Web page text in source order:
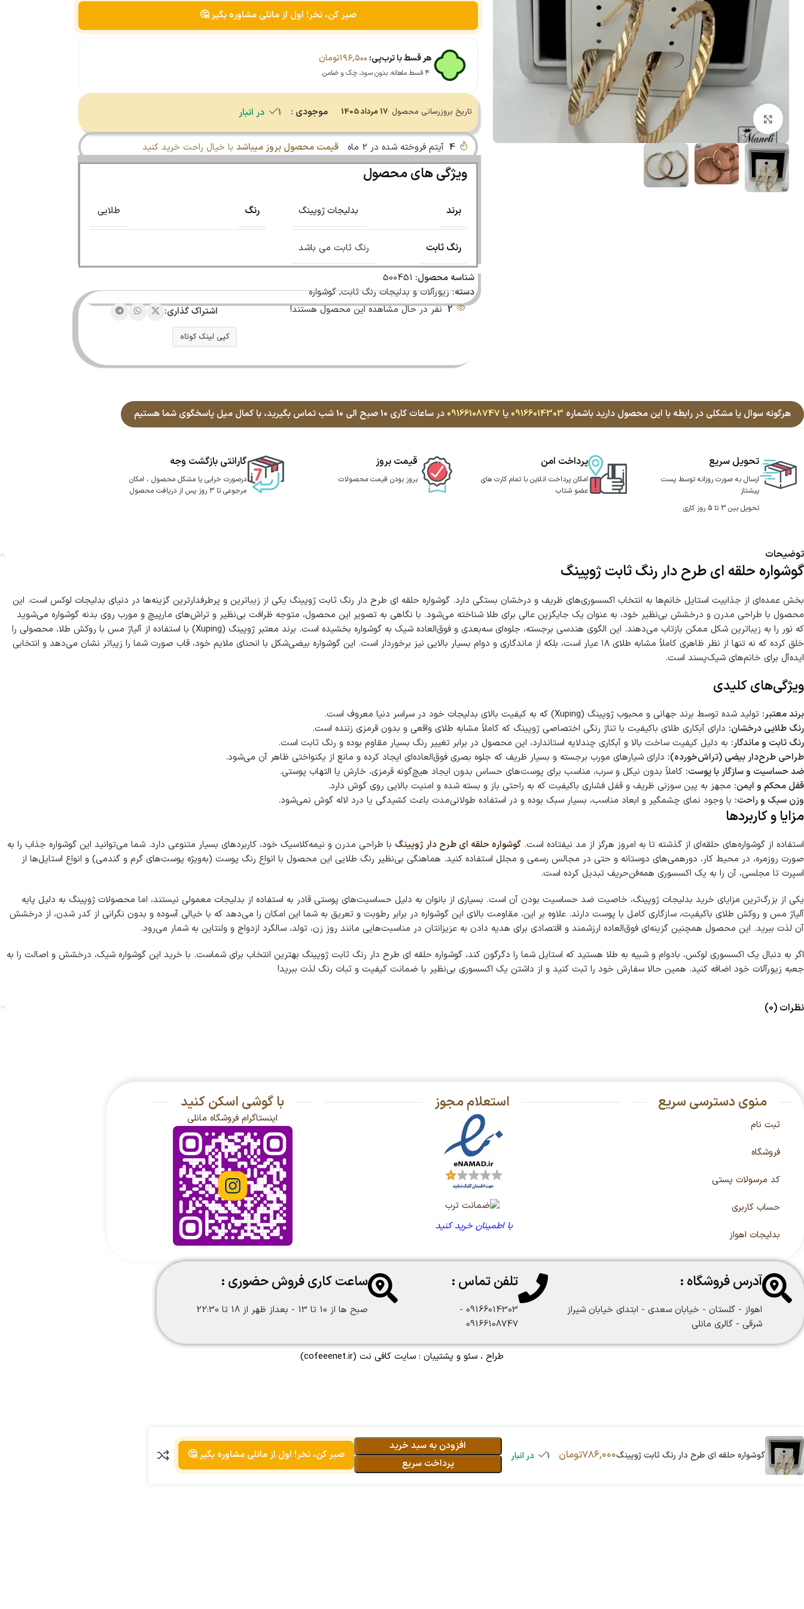
صبر کن، نخر! اول از مانلی مشاوره بگیر 🤔
هر قسط با ترب‌پی: ۱۹۶,۵۰۰تومان
۴ قسط ماهانه. بدون سود، چک و ضامن.
17 مرداد 1405تاریخ بروزرسانی محصول : موجودی : 1 در انبار
4 آیتم فروخته شده در 2 ماه قیمت محصول بروز میباشد با خیال راحت خرید کنید
ویژگی های محصول
برند بدلیجات ژوپینگ رنگ طلایی
رنگ ثابت رنگ ثابت می باشد
شناسه محصول: 500451
دسته: زیورآلات و بدلیجات رنگ ثابت, گوشواره
2 نفر در حال مشاهده این محصول هستند! اشتراک گذاری:
کپی لینک کوتاه
هرگونه سوال یا مشکلی در رابطه با این محصول دارید باشماره 09166014303 یا 09166108747 در ساعات کاری 10 صبح الی 10 شب تماس بگیرید، با کمال میل پاسخگوی شما هستیم
تحویل سریع
ارسال به صورت روزانه توسط پست
پیشتاز
تحویل بین 3 تا 5 روز کاری
پرداخت امن
امکان پرداخت انلاین با تمام کارت های
عضو شتاب
قیمت بروز
بروز بودن قیمت محصولات
گارانتی بازگشت وجه
درصورت خرابی یا مشکل محصول ، امکان
مرجوعی تا 3 روز پس از دریافت محصول
توضیحات
گوشواره حلقه ای طرح دار رنگ ثابت ژوپینگ
بخش عمده‌ای از جذابیت استایل خانم‌ها به انتخاب اکسسوری‌های ظریف و درخشان بستگی دارد. گوشواره حلقه ای طرح دار رنگ ثابت ژوپینگ یکی از زیباترین و پرطرفدارترین گزینه‌ها در دنیای بدلیجات لوکس است. این
محصول با طراحی مدرن و درخشش بی‌نظیر خود، به عنوان یک جایگزین عالی برای طلا شناخته می‌شود. با نگاهی به تصویر این محصول، متوجه ظرافت بی‌نظیر و تراش‌های مارپیچ و مورب روی بدنه گوشواره می‌شوید
که نور را به زیباترین شکل ممکن بازتاب می‌دهند. این الگوی هندسی برجسته، جلوه‌ای سه‌بعدی و فوق‌العاده شیک به گوشواره بخشیده است. برند معتبر ژوپینگ (Xuping) با استفاده از آلیاژ مس با روکش طلا، محصولی را
خلق کرده که نه تنها از نظر ظاهری کاملاً مشابه طلای ۱۸ عیار است، بلکه از ماندگاری و دوام بسیار بالایی نیز برخوردار است. این گوشواره بیضی‌شکل با انحنای ملایم خود، قاب صورت شما را زیباتر نشان می‌دهد و انتخابی
ایده‌آل برای خانم‌های شیک‌پسند است.
ویژگی‌های کلیدی
برند معتبر: تولید شده توسط برند جهانی و محبوب ژوپینگ (Xuping) که به کیفیت بالای بدلیجات خود در سراسر دنیا معروف است.
رنگ طلایی درخشان: دارای آبکاری طلای باکیفیت با تناژ رنگی اختصاصی ژوپینگ که کاملاً مشابه طلای واقعی و بدون قرمزی زننده است.
رنگ ثابت و ماندگار: به دلیل کیفیت ساخت بالا و آبکاری چندلایه استاندارد، این محصول در برابر تغییر رنگ بسیار مقاوم بوده و رنگ ثابت است.
طراحی طرح‌دار بیضی (تراش‌خورده): دارای شیارهای مورب برجسته و بسیار ظریف که جلوه بصری فوق‌العاده‌ای ایجاد کرده و مانع از یکنواختی ظاهر آن می‌شود.
ضد حساسیت و سازگار با پوست: کاملاً بدون نیکل و سرب، مناسب برای پوست‌های حساس بدون ایجاد هیچ‌گونه قرمزی، خارش یا التهاب پوستی.
قفل محکم و ایمن: مجهز به پین سوزنی ظریف و قفل فشاری باکیفیت که به راحتی باز و بسته شده و امنیت بالایی روی گوش دارد.
وزن سبک و راحت: با وجود نمای چشمگیر و ابعاد مناسب، بسیار سبک بوده و در استفاده طولانی‌مدت باعث کشیدگی یا درد لاله گوش نمی‌شود.
مزایا و کاربردها
استفاده از گوشواره‌های حلقه‌ای از گذشته تا به امروز هرگز از مد نیفتاده است. گوشواره حلقه ای طرح دار ژوپینگ با طراحی مدرن و نیمه‌کلاسیک خود، کاربردهای بسیار متنوعی دارد. شما می‌توانید این گوشواره جذاب را به
صورت روزمره، در محیط کار، دورهمی‌های دوستانه و حتی در مجالس رسمی و مجلل استفاده کنید. هماهنگی بی‌نظیر رنگ طلایی این محصول با انواع رنگ پوست (به‌ویژه پوست‌های گرم و گندمی) و انواع استایل‌ها از
اسپرت تا مجلسی، آن را به یک اکسسوری همه‌فن‌حریف تبدیل کرده است.
یکی از بزرگ‌ترین مزایای خرید بدلیجات ژوپینگ، خاصیت ضد حساسیت بودن آن است. بسیاری از بانوان به دلیل حساسیت‌های پوستی قادر به استفاده از بدلیجات معمولی نیستند، اما محصولات ژوپینگ به دلیل پایه
آلیاژ مس و روکش طلای باکیفیت، سازگاری کامل با پوست دارند. علاوه بر این، مقاومت بالای این گوشواره در برابر رطوبت و تعریق به شما این امکان را می‌دهد که با خیالی آسوده و بدون نگرانی از کدر شدن، از درخشش
آن لذت ببرید. این محصول همچنین گزینه‌ای فوق‌العاده ارزشمند و اقتصادی برای هدیه دادن به عزیزانتان در مناسبت‌هایی مانند روز زن، تولد، سالگرد ازدواج و ولنتاین به شمار می‌رود.
اگر به دنبال یک اکسسوری لوکس، بادوام و شبیه به طلا هستید که استایل شما را دگرگون کند، گوشواره حلقه ای طرح دار رنگ ثابت ژوپینگ بهترین انتخاب برای شماست. با خرید این گوشواره شیک، درخشش و اصالت را به
جعبه زیورآلات خود اضافه کنید. همین حالا سفارش خود را ثبت کنید و از داشتن یک اکسسوری بی‌نظیر با ضمانت کیفیت و ثبات رنگ لذت ببرید!
نظرات (0)
منوی دسترسی سریع
ثبت نام
فروشگاه
کد مرسولات پستی
حساب کاربری
بدلیجات اهواز
استعلام مجوز
با اطمینان خرید کنید
با گوشی اسکن کنید
اینستاگرام فروشگاه مانلی
آدرس فروشگاه :
اهواز - گلستان - خیابان سعدی - ابتدای خیابان شیراز
شرقی - گالری مانلی
تلفن تماس :
09166014303 -
09166108747
ساعت کاری فروش حضوری :
صبح ها از 10 تا 13 - بعداز ظهر از 18 تا 22:30
طراح ، سئو و پشتیبان : سایت کافی نت (cofeeenet.ir)
گوشواره حلقه ای طرح دار رنگ ثابت ژوپینگ۷۸۶,۰۰۰تومان 1 در انبار
افزودن به سبد خرید
پرداخت سریع
صبر کن، نخر! اول از مانلی مشاوره بگیر 🤔